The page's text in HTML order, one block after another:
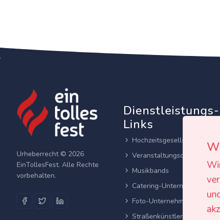
Urheberrecht © 2026
EinTollesFest. Alle Rechte
vorbehalten.
Dienstleistungs-
Links
Hochzeitsgesellschaften
Veranstaltungsortes
Musikbands
Catering-Unternehmen
Foto-Unternehmen
Straßenkünstler